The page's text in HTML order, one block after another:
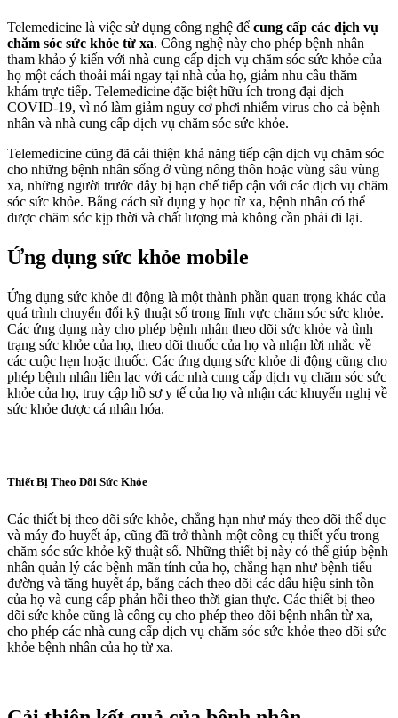
Telemedicine là việc sử dụng công nghệ để cung cấp các dịch vụ
chăm sóc sức khỏe từ xa. Công nghệ này cho phép bệnh nhân
tham khảo ý kiến với nhà cung cấp dịch vụ chăm sóc sức khỏe của
họ một cách thoải mái ngay tại nhà của họ, giảm nhu cầu thăm
khám trực tiếp. Telemedicine đặc biệt hữu ích trong đại dịch
COVID-19, vì nó làm giảm nguy cơ phơi nhiễm virus cho cả bệnh
nhân và nhà cung cấp dịch vụ chăm sóc sức khỏe.
Telemedicine cũng đã cải thiện khả năng tiếp cận dịch vụ chăm sóc
cho những bệnh nhân sống ở vùng nông thôn hoặc vùng sâu vùng
xa, những người trước đây bị hạn chế tiếp cận với các dịch vụ chăm
sóc sức khỏe. Bằng cách sử dụng y học từ xa, bệnh nhân có thể
được chăm sóc kịp thời và chất lượng mà không cần phải đi lại.
Ứng dụng sức khỏe mobile
Ứng dụng sức khỏe di động là một thành phần quan trọng khác của
quá trình chuyển đổi kỹ thuật số trong lĩnh vực chăm sóc sức khỏe.
Các ứng dụng này cho phép bệnh nhân theo dõi sức khỏe và tình
trạng sức khỏe của họ, theo dõi thuốc của họ và nhận lời nhắc về
các cuộc hẹn hoặc thuốc. Các ứng dụng sức khỏe di động cũng cho
phép bệnh nhân liên lạc với các nhà cung cấp dịch vụ chăm sóc sức
khỏe của họ, truy cập hồ sơ y tế của họ và nhận các khuyến nghị về
sức khỏe được cá nhân hóa.
Thiết Bị Theo Dõi Sức Khỏe
Các thiết bị theo dõi sức khỏe, chẳng hạn như máy theo dõi thể dục
và máy đo huyết áp, cũng đã trở thành một công cụ thiết yếu trong
chăm sóc sức khỏe kỹ thuật số. Những thiết bị này có thể giúp bệnh
nhân quản lý các bệnh mãn tính của họ, chẳng hạn như bệnh tiểu
đường và tăng huyết áp, bằng cách theo dõi các dấu hiệu sinh tồn
của họ và cung cấp phản hồi theo thời gian thực. Các thiết bị theo
dõi sức khỏe cũng là công cụ cho phép theo dõi bệnh nhân từ xa,
cho phép các nhà cung cấp dịch vụ chăm sóc sức khỏe theo dõi sức
khỏe bệnh nhân của họ từ xa.